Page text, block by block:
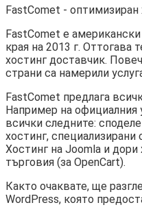
FastComet - оптимизиран
FastComet е
края на 2013 г. Оттогава
хостинг доставчик.
страни са намерили
FastComet предлага
Например на
всички следните:
хостинг, специализирани
Хостинг на Joomla и дори
търговия (за OpenCart).
Както очаквате, ще
WordPress, която